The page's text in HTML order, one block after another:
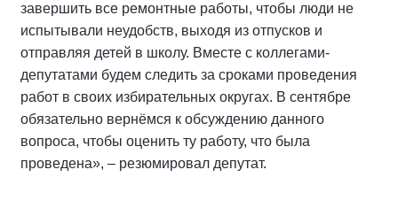
завершить все ремонтные работы, чтобы люди не
испытывали неудобств, выходя из отпусков и
отправляя детей в школу. Вместе с коллегами-
депутатами будем следить за сроками проведения
работ в своих избирательных округах. В сентябре
обязательно вернёмся к обсуждению данного
вопроса, чтобы оценить ту работу, что была
проведена», – резюмировал депутат.